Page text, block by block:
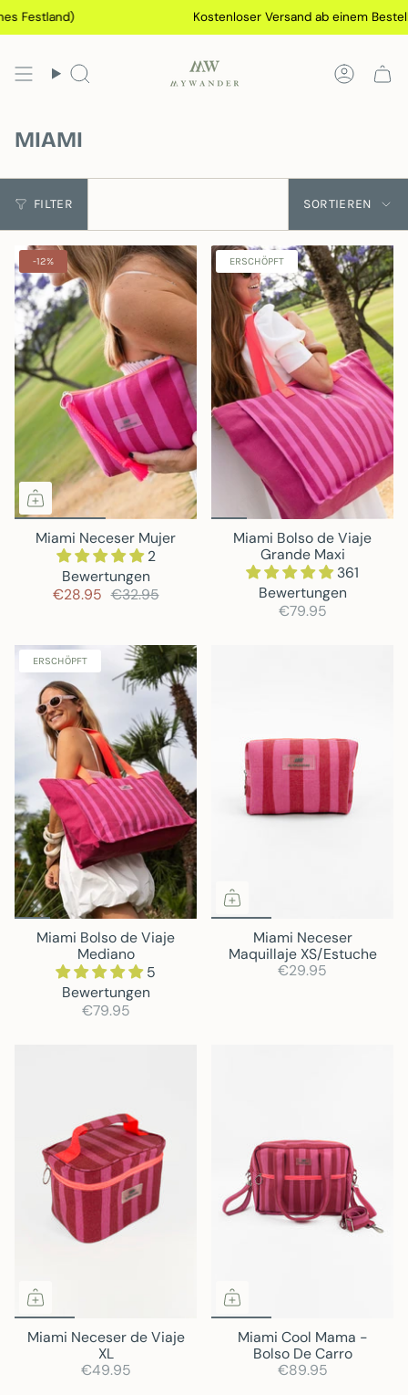
Gehen
Sie
Inhalt
Festland) Kostenloser Versand ab einem
Suchen Konto
MIAMI
FILTER SORTIEREN
-12%
Miami Neceser Mujer
2
Bewertungen
€28.95 €32.95
ERSCHÖPFT
Miami Bolso de Viaje
Grande Maxi
361
Bewertungen
€79.95
ERSCHÖPFT
Miami Bolso de Viaje
Mediano
5
Bewertungen
€79.95
Miami Neceser
Maquillaje XS/Estuche
€29.95
Miami Neceser de Viaje
XL
€49.95
Miami Cool Mama -
Bolso De Carro
€89.95